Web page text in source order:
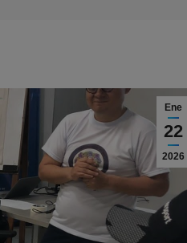
Ene
22
2026